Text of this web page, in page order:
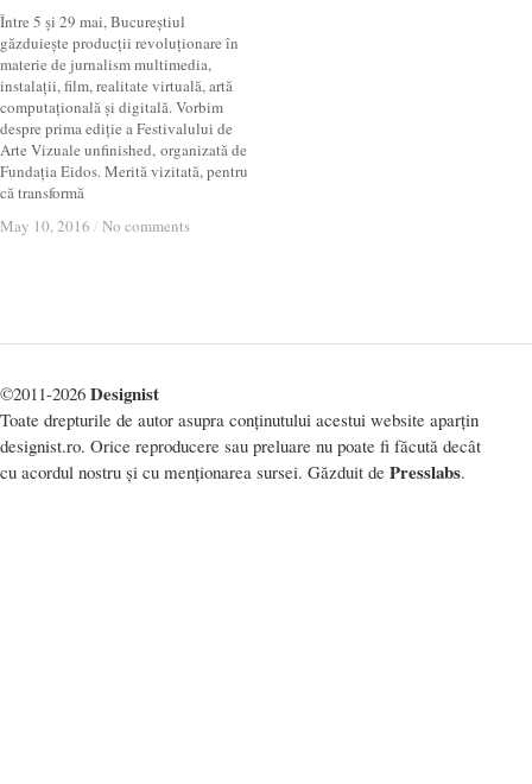
Între 5 și 29 mai, Bucureștiul
găzduiește producții revoluționare în
materie de jurnalism multimedia,
instalații, film, realitate virtuală, artă
computațională și digitală. Vorbim
despre prima ediție a Festivalului de
Arte Vizuale unfinished, organizată de
Fundația Eidos. Merită vizitată, pentru
că transformă
May 10, 2016 / No comments
May 10, 2016 / No comments
©2011-2026 Designist
Toate drepturile de autor asupra conținutului acestui website aparțin
designist.ro. Orice reproducere sau preluare nu poate fi făcută decât
cu acordul nostru și cu menționarea sursei. Găzduit de Presslabs.